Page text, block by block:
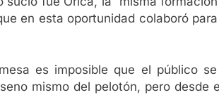
en esta oportunidad colaboró
es imposible que el público
mismo del pelotón, pero desde